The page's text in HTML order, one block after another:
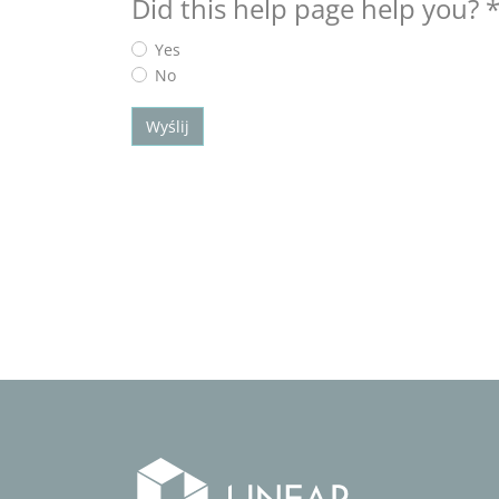
Did this help page help you? *
Yes
No
Wyślij